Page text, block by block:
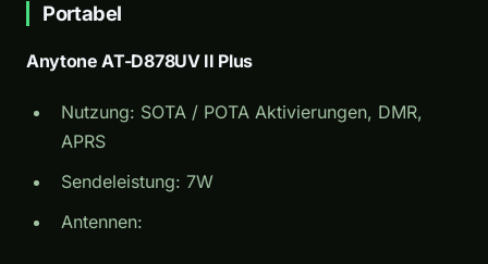
Portabel
Anytone AT-D878UV II Plus
Nutzung: SOTA / POTA Aktivierungen, DMR,
APRS
Sendeleistung: 7W
Antennen: